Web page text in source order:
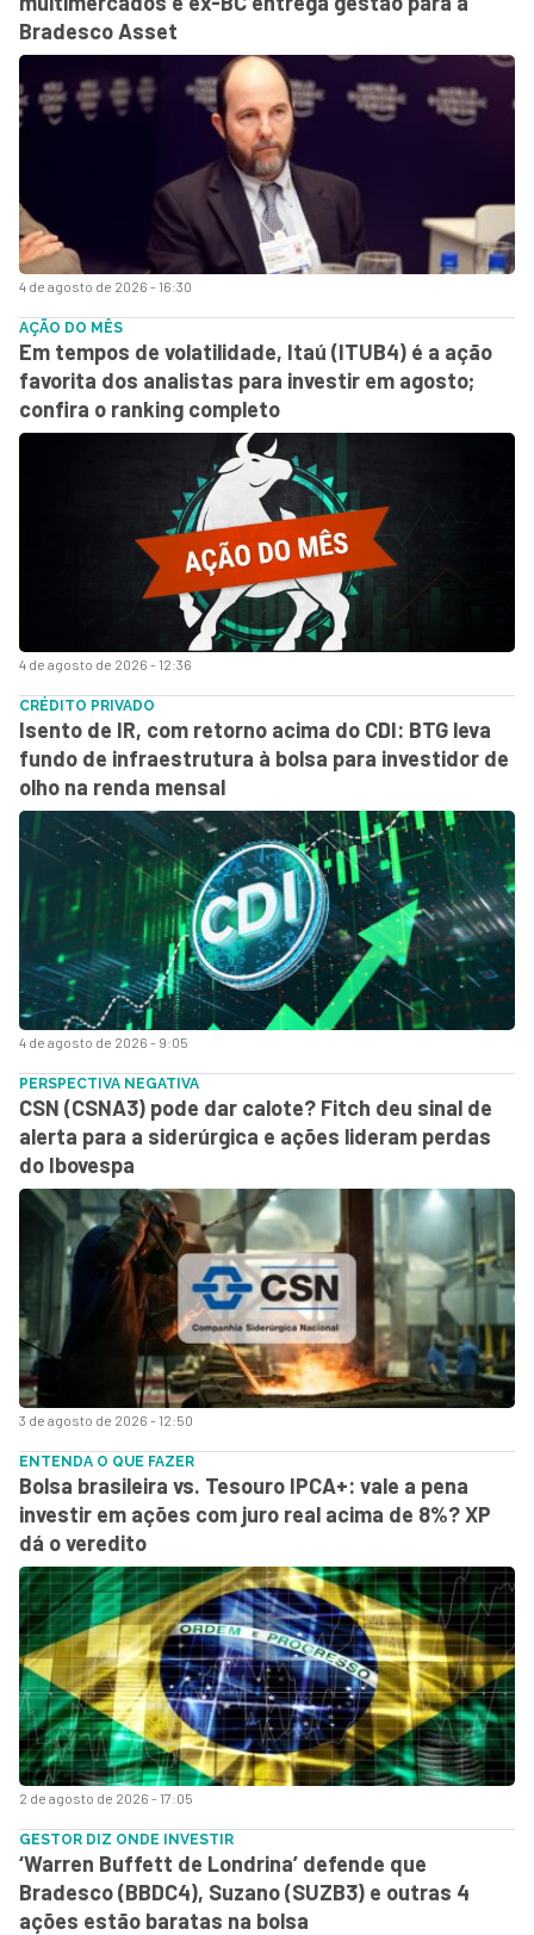
4 de agosto de 2026 - 16:30
Bradesco Asset
4 de agosto de 2026 - 12:36
AÇÃO DO MÊS
Em tempos de volatilidade, Itaú (ITUB4) é a ação
favorita dos analistas para investir em agosto;
confira o ranking completo
4 de agosto de 2026 - 9:05
CRÉDITO PRIVADO
Isento de IR, com retorno acima do CDI: BTG leva
fundo de infraestrutura à bolsa para investidor de
olho na renda mensal
3 de agosto de 2026 - 12:50
PERSPECTIVA NEGATIVA
CSN (CSNA3) pode dar calote? Fitch deu sinal de
alerta para a siderúrgica e ações lideram perdas
do Ibovespa
2 de agosto de 2026 - 17:05
ENTENDA O QUE FAZER
Bolsa brasileira vs. Tesouro IPCA+: vale a pena
investir em ações com juro real acima de 8%? XP
dá o veredito
GESTOR DIZ ONDE INVESTIR
‘Warren Buffett de Londrina’ defende que
Bradesco (BBDC4), Suzano (SUZB3) e outras 4
ações estão baratas na bolsa